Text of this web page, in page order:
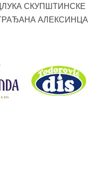
СКУПШТИНСКЕ
АЛЕКСИНЦА